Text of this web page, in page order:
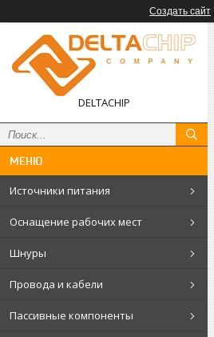
Создать сайт
DELTACHIP
Источники питания
Оснащение рабочих мест
Шнуры
Провода и кабели
Пассивные компоненты